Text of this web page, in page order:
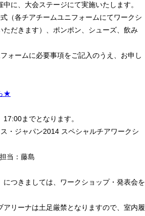
に、大会ステージにて実施いたします。
（各チアチームユニフォームにてワークシ
ただきます）、ポンポン、シューズ、飲み
ォームに必要事項をご記入のうえ、お申し
★
までとなります。
・ジャパン2014 スペシャルチアワークシ
当：藤島
つきましては、ワークショップ・発表会を
アリーナは土足厳禁となりますので、室内履